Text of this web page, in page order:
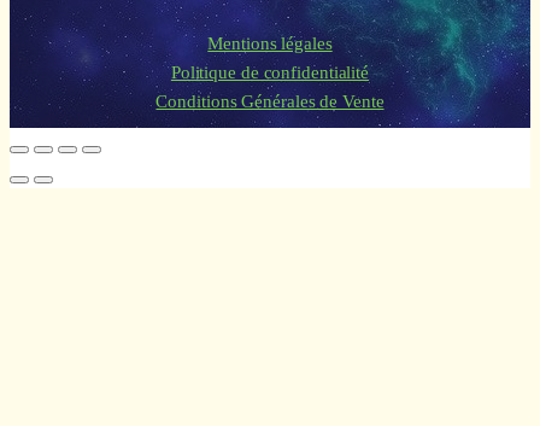
Mentions légales
Politique de confidentialité
Conditions Générales de Vente